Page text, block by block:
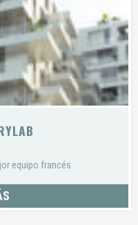
equipo francés